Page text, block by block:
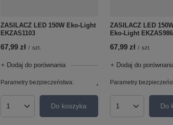
ZASILACZ LED 150W Eko-Light
EKZAS1103
67,99 zł / szt.
+ Dodaj do porównania
Parametry bezpieczeństwa:
Ilość produktówDo koszyka
ZASILACZ LED
Eko-Light
67,99 zł / szt.
+ Dodaj do
Parametry
Ilość produktówDo